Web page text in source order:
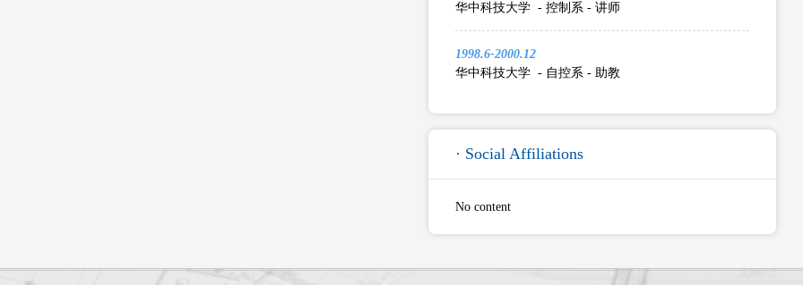
华中科技大学 - 控制系 - 讲师
1998.6-2000.12
华中科技大学 - 自控系 - 助教
· Social Affiliations
No content